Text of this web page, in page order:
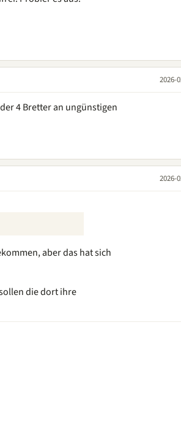
2026-
4 Bretter an ungünstigen
2026-
aber das hat sich
die dort ihre